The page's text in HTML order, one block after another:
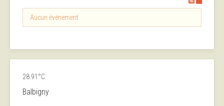
Aucun événement
28.91°C
Balbigny